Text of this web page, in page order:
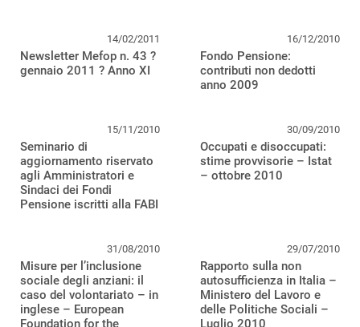
14/02/2011
Newsletter Mefop n. 43 ?
gennaio 2011 ? Anno XI
16/12/2010
Fondo Pensione:
contributi non dedotti
anno 2009
15/11/2010
Seminario di
aggiornamento riservato
agli Amministratori e
Sindaci dei Fondi
Pensione iscritti alla FABI
30/09/2010
Occupati e disoccupati:
stime provvisorie – Istat
– ottobre 2010
31/08/2010
Misure per l’inclusione
sociale degli anziani: il
caso del volontariato – in
inglese – European
29/07/2010
Rapporto sulla non
autosufficienza in Italia –
Ministero del Lavoro e
delle Politiche Sociali –